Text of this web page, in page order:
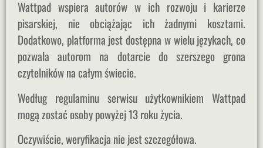
Wattpad wspiera autorów w ich rozwoju i karierze
pisarskiej, nie obciążając ich żadnymi kosztami.
Dodatkowo, platforma jest dostępna w wielu językach, co
pozwala autorom na dotarcie do szerszego grona
czytelników na całym świecie.
Według regulaminu serwisu użytkownikiem Wattpad
mogą zostać osoby powyżej 13 roku życia.
Oczywiście, weryfikacja nie jest szczegółowa.